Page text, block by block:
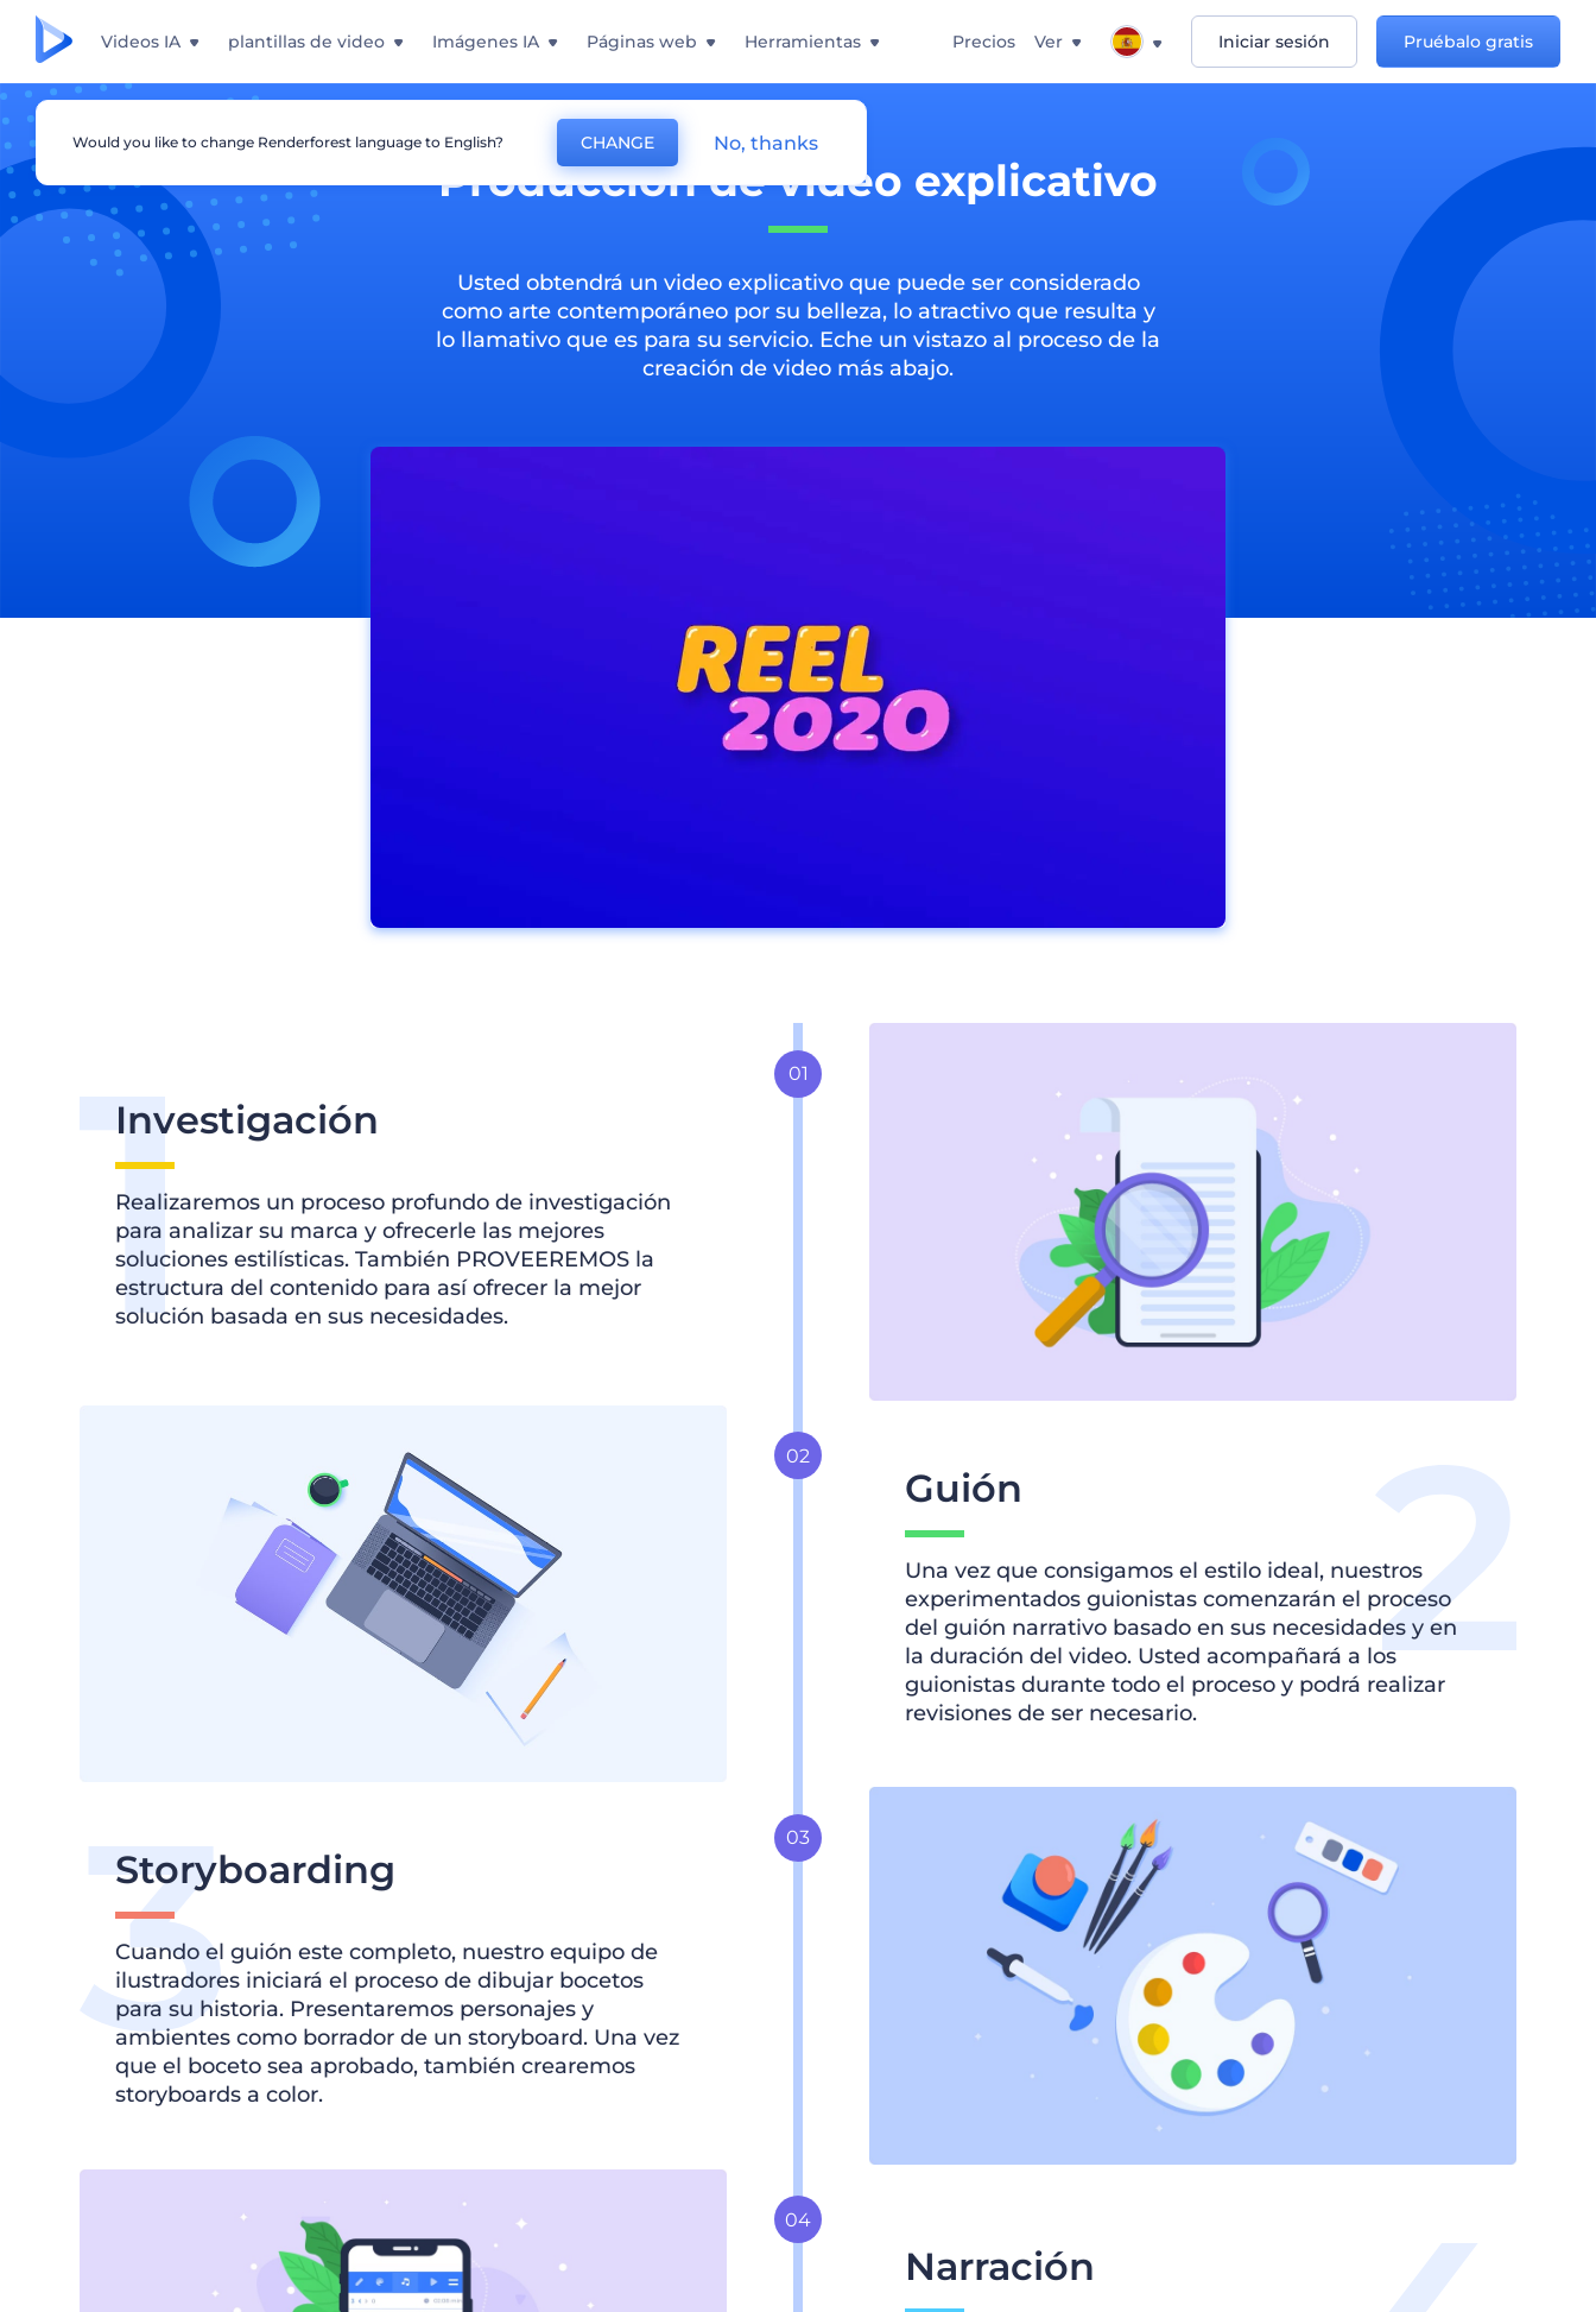
Videos IA plantillas de video Imágenes IA Páginas web Herramientas Precios Ver Iniciar sesión Pruébalo gratis
Producción de video explicativo
Usted obtendrá un video explicativo que puede ser considerado
como arte contemporáneo por su belleza, lo atractivo que resulta y
lo llamativo que es para su servicio. Eche un vistazo al proceso de la
creación de video más abajo.
Investigación
Realizaremos un proceso profundo de investigación
para analizar su marca y ofrecerle las mejores
soluciones estilísticas. También PROVEEREMOS la
estructura del contenido para así ofrecer la mejor
solución basada en sus necesidades.
Guión
Una vez que consigamos el estilo ideal, nuestros
experimentados guionistas comenzarán el proceso
del guión narrativo basado en sus necesidades y en
la duración del video. Usted acompañará a los
guionistas durante todo el proceso y podrá realizar
revisiones de ser necesario.
Storyboarding
Cuando el guión este completo, nuestro equipo de
ilustradores iniciará el proceso de dibujar bocetos
para su historia. Presentaremos personajes y
ambientes como borrador de un storyboard. Una vez
que el boceto sea aprobado, también crearemos
storyboards a color.
Narración
Would you like to change Renderforest language to English? CHANGE No, thanks